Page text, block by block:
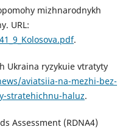
mizhnarodnykh
URL:
.
Ukraina ryzykuie vtratyty
aviatsiia-na-mezhi-bez-
stratehichnu-haluz.
Assessment (RDNA4)